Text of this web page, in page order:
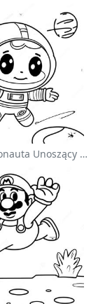
Uroczy Astronauta Unoszący Się W Kosmosie - Kolorowanka